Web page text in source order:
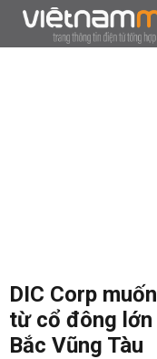
DIC Corp
từ cổ đông
Bắc Vũng Tàu